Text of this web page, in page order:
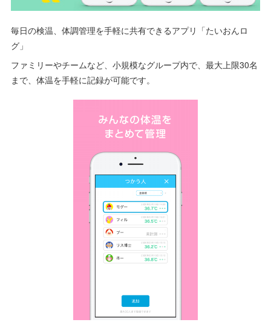
毎日の検温、体調管理を手軽に共有できるアプリ「たいおんロ
グ」
ファミリーやチームなど、小規模なグループ内で、最大上限30名
まで、体温を手軽に記録が可能です。